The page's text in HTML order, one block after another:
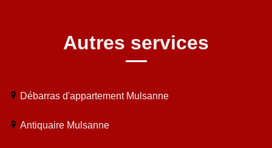
Autres services
Débarras d'appartement Mulsanne
Antiquaire Mulsanne